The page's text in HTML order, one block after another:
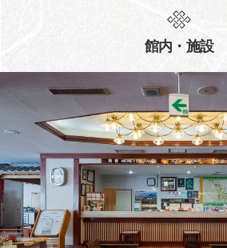
館内・施設